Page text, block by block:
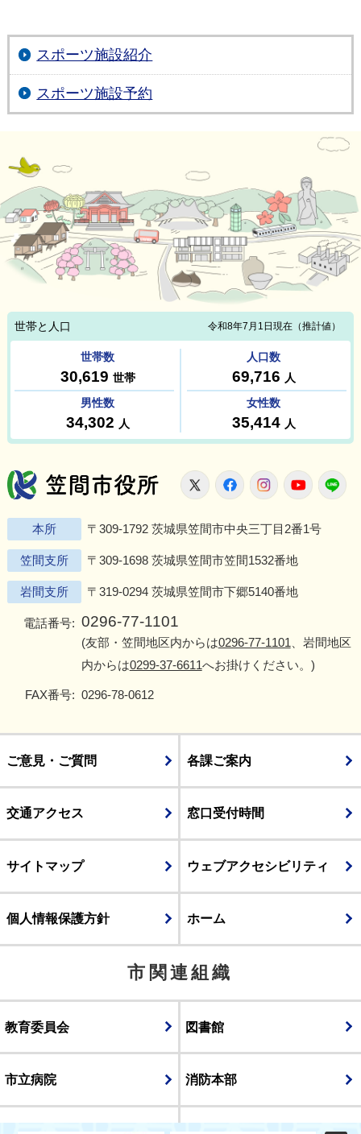
スポーツ施設紹介
スポーツ施設予約
笠間市役所
X FacebookInstagram
本所 〒309-1792 茨城県笠間市中央三丁目2番1号
笠間支所 〒309-1698 茨城県笠間市笠間1532番地
岩間支所 〒319-0294 茨城県笠間市下郷5140番地
電話番号: 0296-77-1101
(友部・笠間地区内からは0296-77-1101 、岩間地区
内からは0299-37-6611へお掛けください。)
FAX番号: 0296-78-0612
ご意見・ご質問 各課ご案内
交通アクセス 窓口受付時間
サイトマップ ウェブアクセシビリティ
個人情報保護方針 ホーム
市関連組織
教育委員会 図書館
市立病院 消防本部